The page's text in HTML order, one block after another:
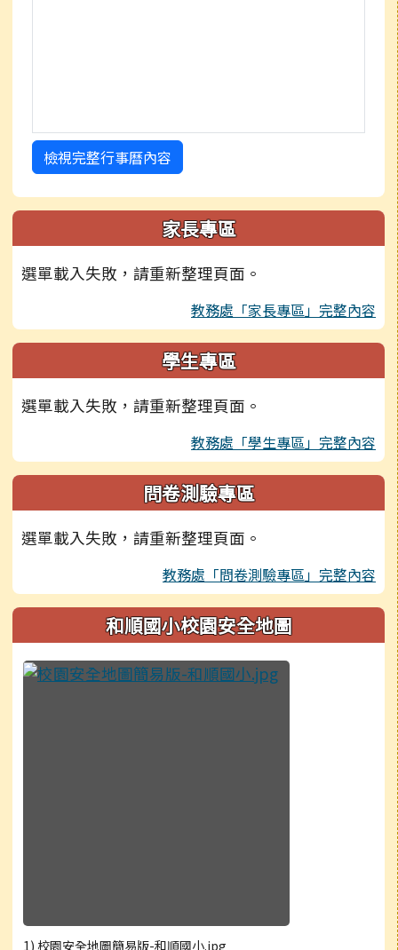
檢視完整行事曆內容
家長專區
選單載入失敗，請重新整理頁面。
教務處「家長專區」完整內容
學生專區
選單載入失敗，請重新整理頁面。
教務處「學生專區」完整內容
問卷測驗專區
選單載入失敗，請重新整理頁面。
教務處「問卷測驗專區」完整內容
和順國小校園安全地圖
1) 校園安全地圖簡易版-和順國小.jpg